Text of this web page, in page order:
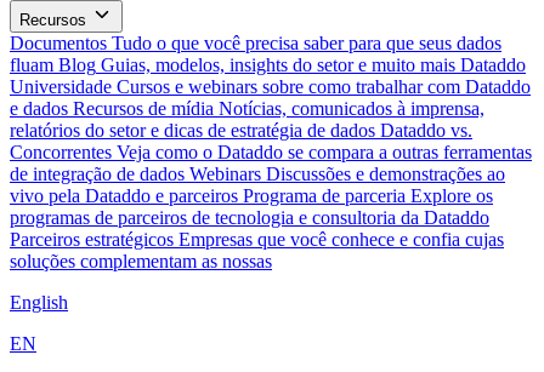
Recursos
Documentos Tudo o que você precisa saber para que seus dados
fluam Blog Guias, modelos, insights do setor e muito mais Dataddo
Universidade Cursos e webinars sobre como trabalhar com Dataddo
e dados Recursos de mídia Notícias, comunicados à imprensa,
relatórios do setor e dicas de estratégia de dados Dataddo vs.
Concorrentes Veja como o Dataddo se compara a outras ferramentas
de integração de dados Webinars Discussões e demonstrações ao
vivo pela Dataddo e parceiros Programa de parceria Explore os
programas de parceiros de tecnologia e consultoria da Dataddo
Parceiros estratégicos Empresas que você conhece e confia cujas
soluções complementam as nossas
English
EN